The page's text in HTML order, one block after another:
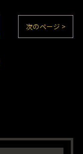
次のページ >